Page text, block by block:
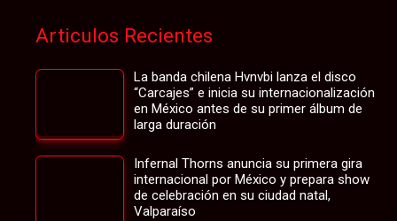
Articulos Recientes
La banda chilena Hvnvbi lanza el disco
“Carcajes” e inicia su internacionalización
en México antes de su primer álbum de
larga duración
Infernal Thorns anuncia su primera gira
internacional por México y prepara show
de celebración en su ciudad natal,
Valparaíso